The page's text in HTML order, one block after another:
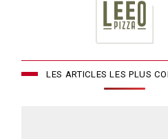
LES ARTICLES LES PLUS